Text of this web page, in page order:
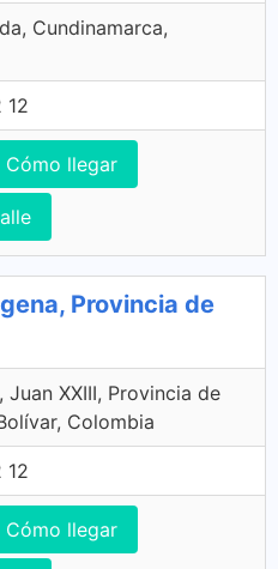
Cundinamarca,
12
Cómo llegar
Provincia de
Juan XXIII, Provincia de
Colombia
12
Cómo llegar